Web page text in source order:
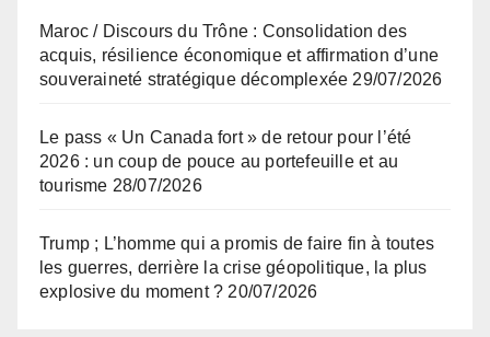
Maroc / Discours du Trône : Consolidation des
acquis, résilience économique et affirmation d’une
souveraineté stratégique décomplexée 29/07/2026
Le pass « Un Canada fort » de retour pour l’été
2026 : un coup de pouce au portefeuille et au
tourisme 28/07/2026
Trump ; L’homme qui a promis de faire fin à toutes
les guerres, derrière la crise géopolitique, la plus
explosive du moment ? 20/07/2026